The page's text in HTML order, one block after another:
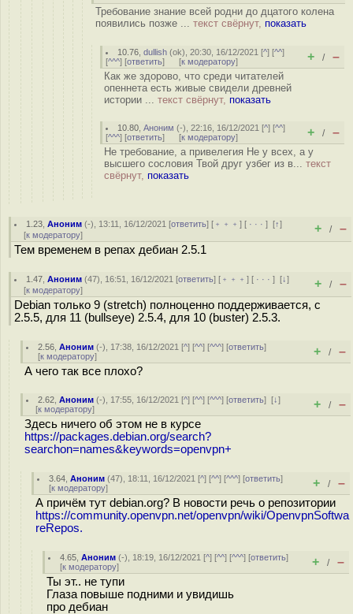
Требование знание всей родни до дцатого колена
появились позже ... текст свёрнут, показать
10.76 ,dullish (ok), 20:30, 16/12/2021 [^] [^^]
[^^^] [ответить] [к модератору] + / –
Как же здорово, что среди читателей
опеннета есть живые свидели древней
истории ... текст свёрнут, показать
10.80 ,Аноним (-), 22:16, 16/12/2021 [^] [^^]
[^^^] [ответить] [к модератору] + / –
Не требование, а привелегия Не у всех, а у
высшего сословия Твой друг узбег из в... текст
свёрнут, показать
1.23 ,Аноним (-), 13:11, 16/12/2021 [ответить] [ ﹢﹢﹢] [ · · ·][↑]
[к модератору] + / –
Тем временем в репах дебиан 2.5.1
1.47 ,Аноним (47), 16:51, 16/12/2021 [ответить] [ ﹢﹢﹢] [ · · ·][↓]
[к модератору] + / –
Debian только 9 (stretch) полноценно поддерживается, с
2.5.5, для 11 (bullseye) 2.5.4, для 10 (buster) 2.5.3.
2.56 ,Аноним (-), 17:38, 16/12/2021 [^] [^^] [^^^] [ответить]
[к модератору] + / –
А чего так все плохо?
2.62 ,Аноним (-), 17:55, 16/12/2021 [^] [^^] [^^^] [ответить][↓]
[к модератору] + / –
Здесь ничего об этом не в курсе
https://packages.debian.org/search?
searchon=names&keywords=openvpn+
3.64 ,Аноним (47), 18:11, 16/12/2021 [^] [^^] [^^^] [ответить]
[к модератору] + / –
А причём тут debian.org? В новости речь о репозитории
https://community.openvpn.net/openvpn/wiki/OpenvpnSoftwa
reRepos.
4.65 ,Аноним (-), 18:19, 16/12/2021 [^] [^^] [^^^] [ответить]
[к модератору] + / –
Ты эт.. не тупи
Глаза повыше подними и увидишь
про дебиан